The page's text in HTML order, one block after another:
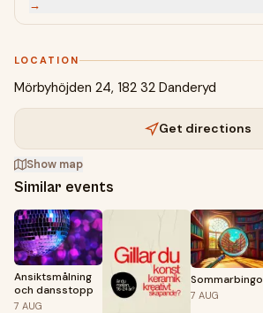
→
LOCATION
Mörbyhöjden 24, 182 32 Danderyd
Get directions
Show map
Similar events
Ansiktsmålning
och dansstopp
7 AUG
Sommarbingo
7 AUG